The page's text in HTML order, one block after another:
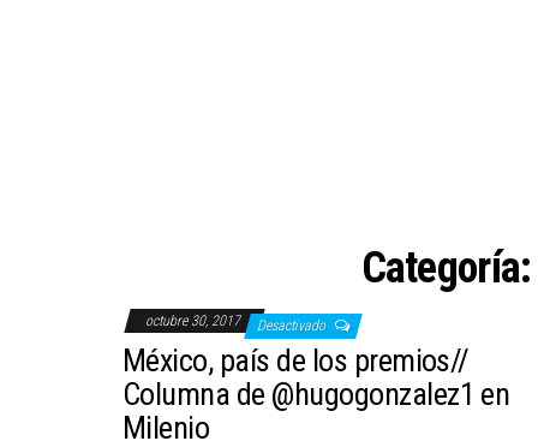
octubre 30, 2017 Desactivado
México, país de los premios//
Columna de @hugogonzalez1 en
Milenio